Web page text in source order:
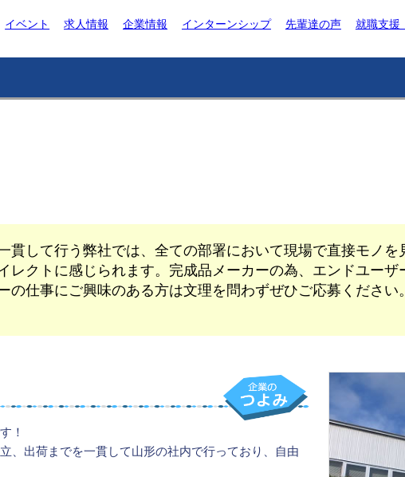
イベント 求人情報 企業情報 インターンシップ 先輩達の声 就職支援
貫して行う弊社では、全ての部署において現場で直接モノ
レクトに感じられます。完成品メーカーの為、エンドユー
の仕事にご興味のある方は文理を問わずぜひご応募くださ
！
、出荷までを一貫して山形の社内で行っており、自由